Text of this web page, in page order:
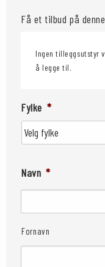
Få et tilbud på
Ingen tilleggsutstyr
å legge til.
Fylke *
Navn *
Fornavn